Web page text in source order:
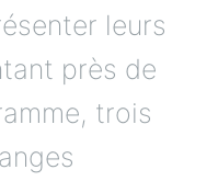
leurs
près de
trois